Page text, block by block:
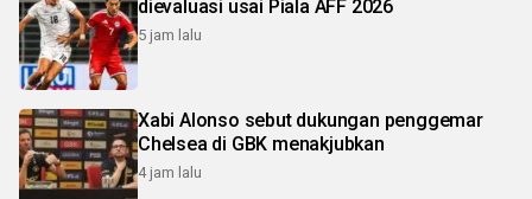
dievaluasi usai Piala AFF 2026
5 jam lalu
Xabi Alonso sebut dukungan penggemar
Chelsea di GBK menakjubkan
4 jam lalu